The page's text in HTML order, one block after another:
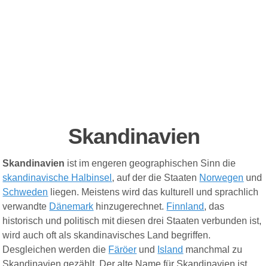
Skandinavien
Skandinavien ist im engeren geographischen Sinn die
skandinavische Halbinsel , auf der die Staaten Norwegen und
Schweden liegen. Meistens wird das kulturell und sprachlich
verwandte Dänemark hinzugerechnet. Finnland, das
historisch und politisch mit diesen drei Staaten verbunden ist,
wird auch oft als skandinavisches Land begriffen.
Desgleichen werden die Färöer und Island manchmal zu